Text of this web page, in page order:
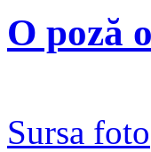
O poză
Sursa foto